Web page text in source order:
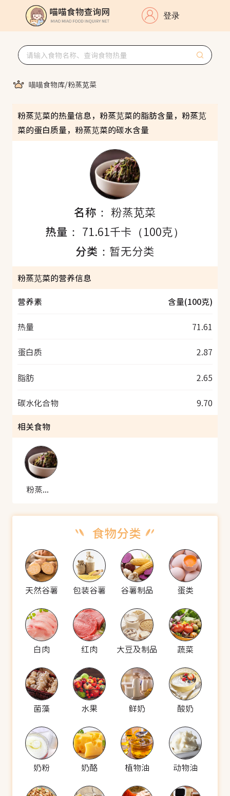
登录
喵喵食物库/粉蒸苋菜
粉蒸苋菜的热量信息，粉蒸苋菜的脂肪含量，粉蒸苋
菜的蛋白质量，粉蒸苋菜的碳水含量
名称： 粉蒸苋菜
热量： 71.61千卡（100克）
分类： 暂无分类
粉蒸苋菜的营养信息
营养素
含量(100克)
热量 71.61
蛋白质 2.87
脂肪 2.65
碳水化合物
9.70
相关食物
粉蒸苋菜
天然谷薯 包装谷薯 谷薯制品 蛋类
白肉 红肉 大豆及制品 蔬菜
菌藻 水果 鲜奶 酸奶
奶粉 奶酪 植物油 动物油